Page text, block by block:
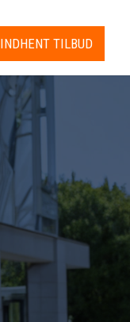
INDHENT TILBUD